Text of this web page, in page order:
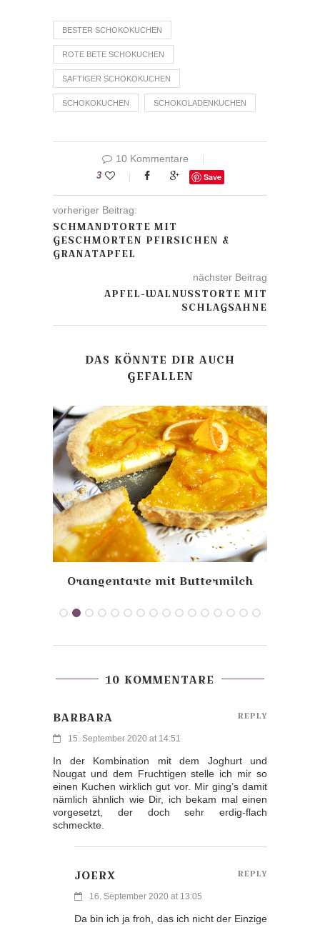
BESTER SCHOKOKUCHEN
ROTE BETE SCHOKUCHEN
SAFTIGER SCHOKOKUCHEN
SCHOKOKUCHEN SCHOKOLADENKUCHEN
10 Kommentare
3 Save
vorheriger Beitrag:
SCHMANDTORTE MIT
GESCHMORTEN PFIRSICHEN &
GRANATAPFEL
nächster Beitrag
APFEL-WALNUSSTORTE MIT
SCHLAGSAHNE
DAS KÖNNTE DIR AUCH
GEFALLEN
Orangentarte mit Buttermilch
10 KOMMENTARE
BARBARA
15. September 2020 at 14:51
In der Kombination mit dem Joghurt und
Nougat und dem Fruchtigen stelle ich mir so
einen Kuchen wirklich gut vor. Mir ging’s damit
nämlich ähnlich wie Dir, ich bekam mal einen
vorgesetzt, der doch sehr erdig-flach
schmeckte.
REPLY
JOERX
16. September 2020 at 13:05
Da bin ich ja froh, das ich nicht der Einzige
REPLY